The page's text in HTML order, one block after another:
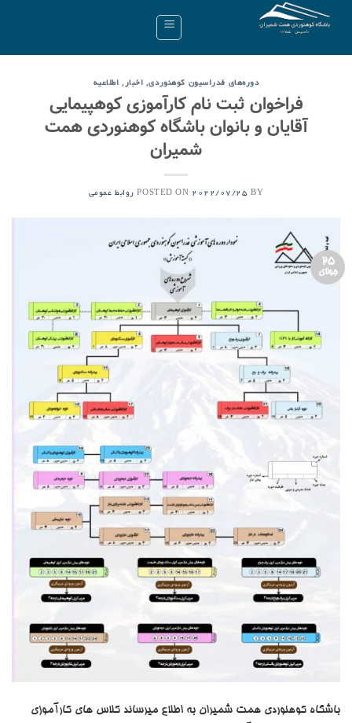
دوره‌های فدراسیون کوهنوردی, اخبار , اطلاعیه
فراخوان ثبت نام کارآموزی کوهپیمایی
آقایان و بانوان باشگاه کوهنوردی همت
شمیران
POSTED ON 2022/07/25 BY روابط عمومی
25
جولای
باشگاه کوهنوردی همت شمیران به اطلاع میرساند کلاس های کارآموزی